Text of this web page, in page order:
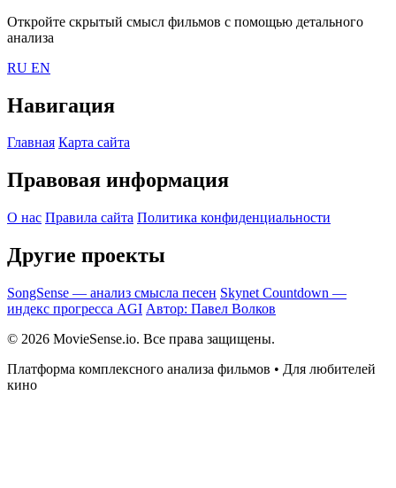
Откройте скрытый смысл фильмов с помощью детального
анализа
RU EN
Навигация
Главная Карта сайта
Правовая информация
О нас Правила сайта Политика конфиденциальности
Другие проекты
SongSense — анализ смысла песен Skynet Countdown —
индекс прогресса AGI Автор: Павел Волков
© 2026 MovieSense.io. Все права защищены.
Платформа комплексного анализа фильмов • Для любителей
кино